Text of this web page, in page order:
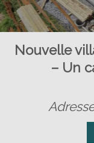
Nouvelle
– Un